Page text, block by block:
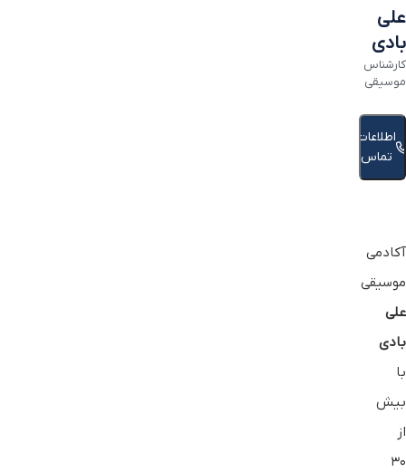
علی
بادی
کارشناس
موسیقی
اطلاعات
تماس
آکادمی
موسیقی
علی
بادی
با
بیش
از
۳۰